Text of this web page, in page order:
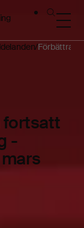
Förbättrat
fortsatt
-